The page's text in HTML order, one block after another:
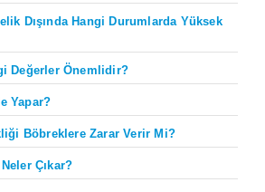
Dışında Hangi Durumlarda Yüksek
Değerler Önemlidir?
Yapar?
Böbreklere Zarar Verir Mi?
Çıkar?